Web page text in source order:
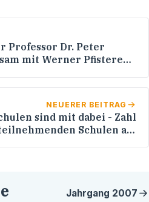
Professor Dr. Peter
mit Werner Pfisterer
Schlierbach:
NEUERER BEITRAG
sind mit dabei - Zahl
Schulen am
Jahrgang 2007